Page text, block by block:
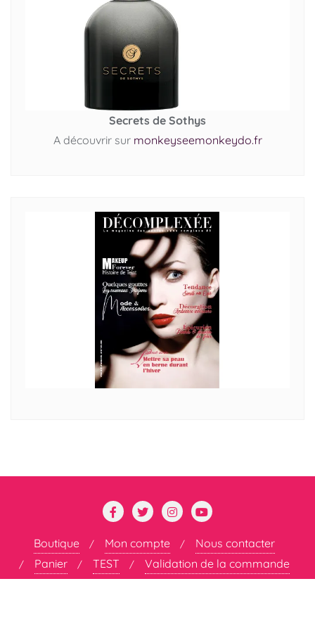
Secrets de Sothys
A découvrir sur monkeyseemonkeydo.fr
Boutique Mon compte
Nous contacter
Panier
TEST Validation de la commande